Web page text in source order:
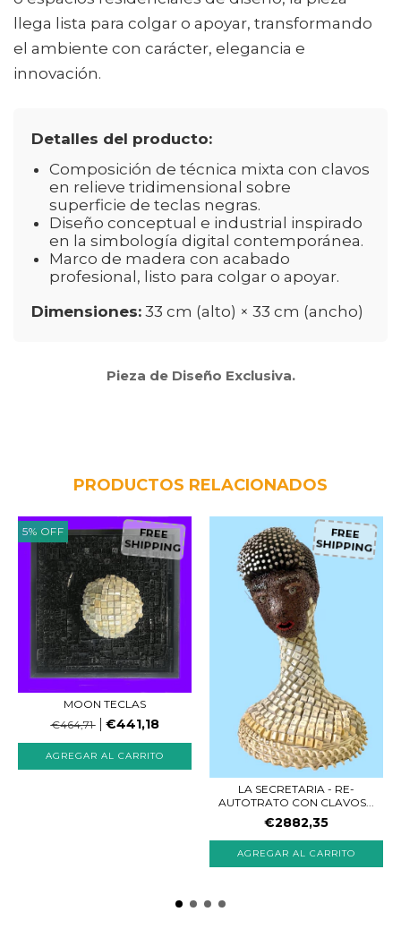
llega lista para colgar o apoyar, transformando
el ambiente con carácter, elegancia e
innovación.
Detalles del producto:
Composición de técnica mixta con clavos
en relieve tridimensional sobre
superficie de teclas negras.
Diseño conceptual e industrial inspirado
en la simbología digital contemporánea.
Marco de madera con acabado
profesional, listo para colgar o apoyar.
Dimensiones: 33 cm (alto) × 33 cm (ancho)
Pieza de Diseño Exclusiva.
PRODUCTOS RELACIONADOS
5% OFF FREE
SHIPPING
MOON TECLAS
€464,71
€441,18
FREE
SHIPPING
LA SECRETARIA - RE-
AUTOTRATO CON CLAVOS...
€2882,35